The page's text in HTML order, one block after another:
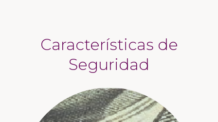
Características de
Seguridad